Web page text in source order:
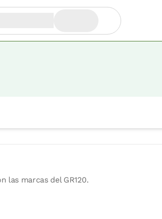
las marcas del GR120.